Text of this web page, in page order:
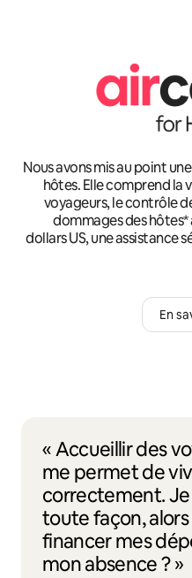
Nous avons mis au point
hôtes. Elle comprend
voyageurs, le contrôle
dommages des hôtes*
dollars US, une assistance
En
« Accueillir des
me permet de
correctement.
toute façon,
financer mes
mon absence ? »